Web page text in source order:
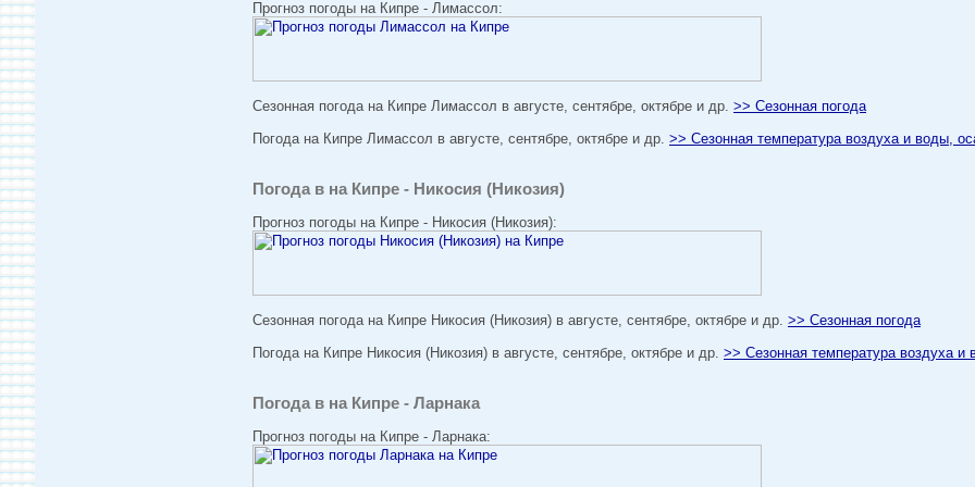
Прогноз погоды на Кипре - Лимассол:
Сезонная погода на Кипре Лимассол в августе, сентябре, октябре и др. >> Сезонная погода
Погода на Кипре Лимассол в августе, сентябре, октябре и др. >> Сезонная температура воздуха и воды,
Погода в на Кипре - Никосия (Никозия)
Прогноз погоды на Кипре - Никосия (Никозия):
Сезонная погода на Кипре Никосия (Никозия) в августе, сентябре, октябре и др. >> Сезонная погода
Погода на Кипре Никосия (Никозия) в августе, сентябре, октябре и др. >> Сезонная температура воздуха и
Погода в на Кипре - Ларнака
Прогноз погоды на Кипре - Ларнака: